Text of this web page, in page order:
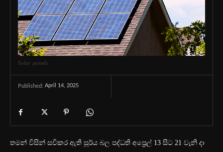
Solar panels
Published: April 14, 2025
තමන් විසින් සවිකර ඇති සූර්ය බල පද්ධති අප්‍රෙල් 13 සිට 21 වැනි දා